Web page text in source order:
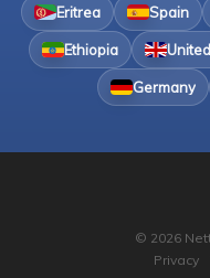
Eritrea Spain
Ethiopia
Germany
© 2026
Privacy